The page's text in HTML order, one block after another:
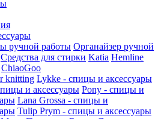
ручной работы Органайзер ручной
Средства для стирки Katia Hemline
ChiaoGoo
knitting Lykke - спицы и аксессуары
и аксессуары Pony - спицы и
Lana Grossa - спицы и
Tulip Prym - спицы и аксессуары